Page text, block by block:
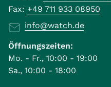
Fax: +49 711 933 08950
info@watch.de
Öffnungszeiten:
Mo. - Fr., 10:00 - 19:00
Sa., 10:00 - 18:00